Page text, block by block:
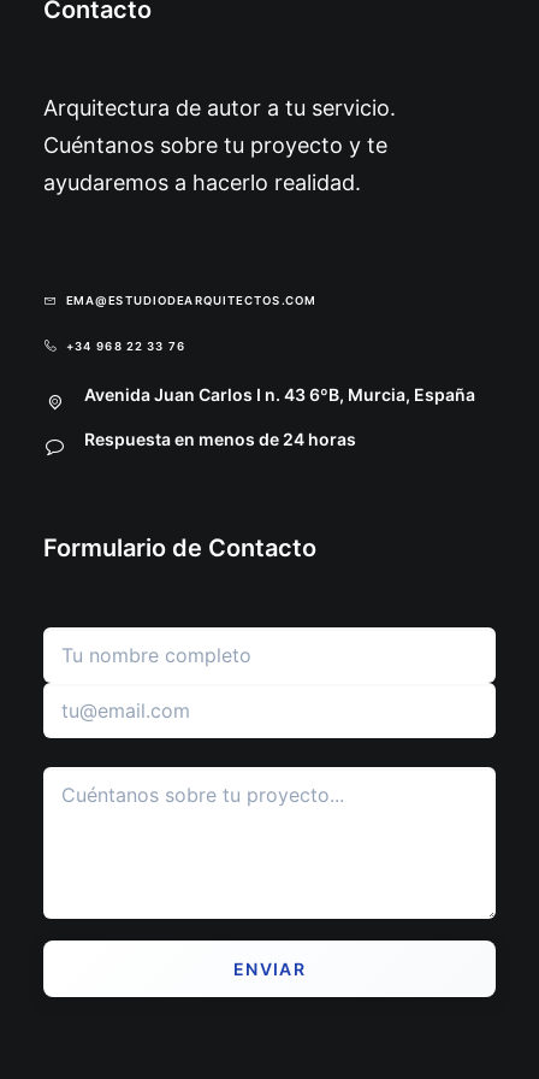
Contacto
Arquitectura de autor a tu servicio.
Cuéntanos sobre tu proyecto y te
ayudaremos a hacerlo realidad.
EMA@ESTUDIODEARQUITECTOS.COM
+34 968 22 33 76
Avenida Juan Carlos I n. 43 6ºB, Murcia, España
Respuesta en menos de 24 horas
Formulario de Contacto